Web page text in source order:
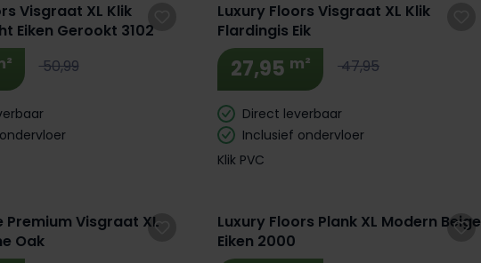
Visgraat XL Klik
Eiken Gerookt 3102
50,99
Luxury Floors Visgraat XL Klik
Flardingis Eik
27,95 m² 47,95
Direct leverbaar
Inclusief ondervloer
Klik PVC
Premium Visgraat XL
Oak
Luxury Floors Plank XL Modern Beige
Eiken 2000